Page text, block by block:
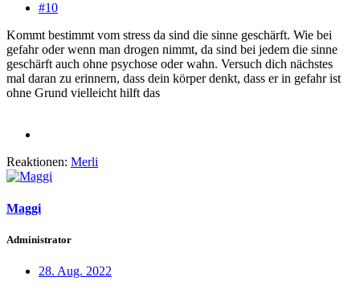
#10
Kommt bestimmt vom stress da sind die sinne geschärft. Wie bei
gefahr oder wenn man drogen nimmt, da sind bei jedem die sinne
geschärft auch ohne psychose oder wahn. Versuch dich nächstes
mal daran zu erinnern, dass dein körper denkt, dass er in gefahr ist
ohne Grund vielleicht hilft das
Reaktionen: Merli
Maggi
Administrator
28. Aug. 2022